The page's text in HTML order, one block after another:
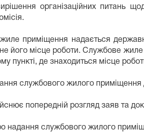
організаційних питань
приміщення надається
його місце роботи. Службове
пункті, де знаходиться місце
службового жилого приміщення
попередній розгляд заяв та
надання службового жилого